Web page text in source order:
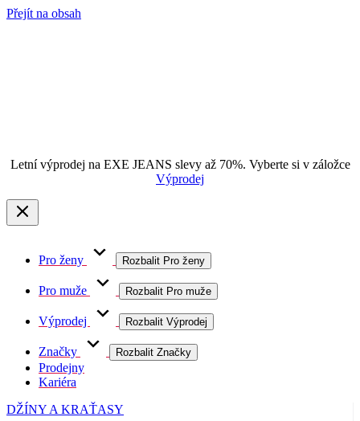
Přejít na obsah
Letní výprodej na EXE JEANS slevy až 70%. Vyberte si v záložce
Výprodej
Pro ženy Rozbalit Pro ženy
Pro muže Rozbalit Pro muže
Výprodej Rozbalit Výprodej
Značky Rozbalit Značky
Prodejny
Kariéra
DŽÍNY A KRAŤASY